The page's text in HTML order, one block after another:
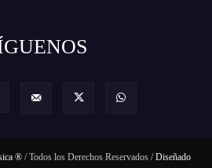
® / Todos los Derechos Reservados /Diseñado